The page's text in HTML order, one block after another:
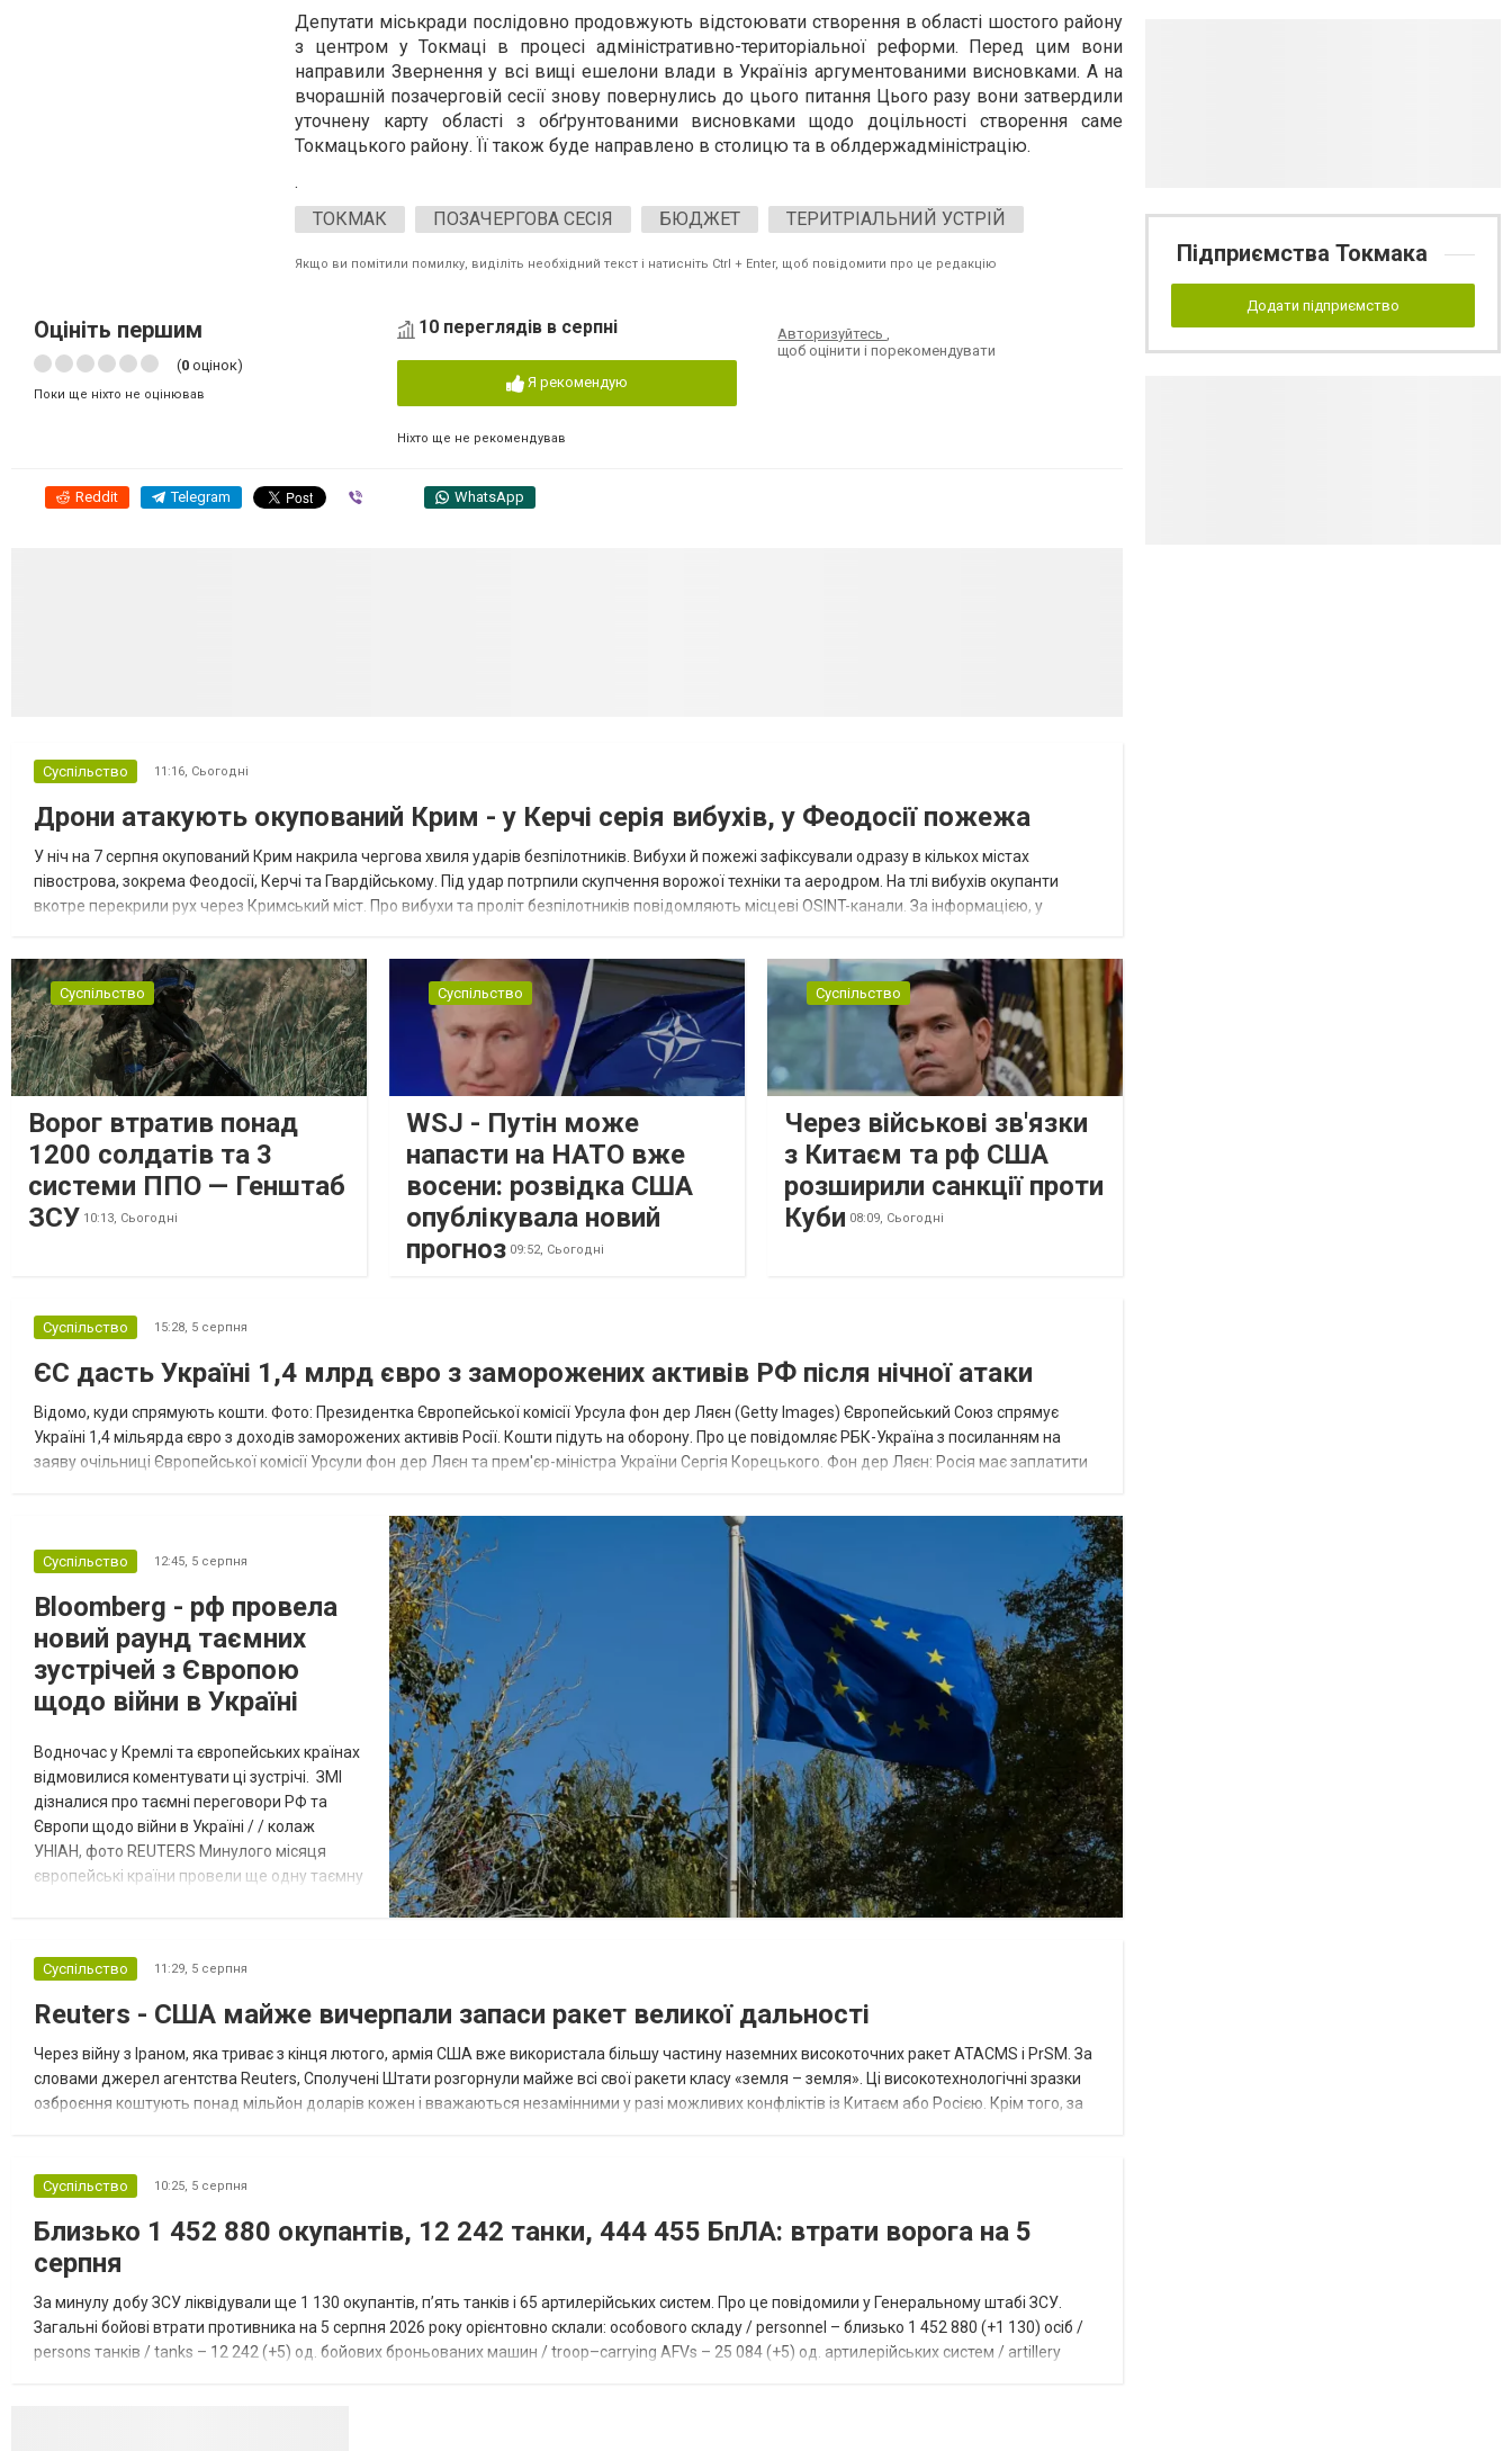
Депутати міськради послідовно продовжують відстоювати створення в області шостого району
з центром у Токмаці в процесі адміністративно-територіальної реформи. Перед цим вони
направили Звернення у всі вищі ешелони влади в Україніз аргументованими висновками. А на
вчорашній позачерговій сесії знову повернулись до цього питання Цього разу вони затвердили
уточнену карту області з обґрунтованими висновками щодо доцільності створення саме
Токмацького району. Її також буде направлено в столицю та в облдержадміністрацію.
.
ТОКМАК
ПОЗАЧЕРГОВА СЕСІЯ БЮДЖЕТ ТЕРИТРІАЛЬНИЙ УСТРІЙ
Якщо ви помітили помилку, виділіть необхідний текст і натисніть Ctrl + Enter, щоб повідомити про це редакцію
Оцініть першим
(0 оцінок)
Поки ще ніхто не оцінював
10 переглядів в серпні
Я рекомендую
Ніхто ще не рекомендував
Авторизуйтесь,
щоб оцінити і порекомендувати
Reddit Telegram WhatsApp
Суспільство 11:16, Сьогодні
Дрони атакують окупований Крим - у Керчі серія вибухів, у Феодосії пожежа
У ніч на 7 серпня окупований Крим накрила чергова хвиля ударів безпілотників. Вибухи й пожежі зафіксували одразу в кількох містах
півострова, зокрема Феодосії, Керчі та Гвардійському. Під удар потрпили скупчення ворожої техніки та аеродром. На тлі вибухів окупанти
вкотре перекрили рух через Кримський міст. Про вибухи та проліт безпілотників повідомляють місцеві OSINT-канали. За інформацією, у
Суспільство
Ворог втратив понад
1200 солдатів та 3
системи ППО — Генштаб
ЗСУ 10:13, Сьогодні
Суспільство
WSJ - Путін може
напасти на НАТО вже
восени: розвідка США
опублікувала новий
прогноз 09:52, Сьогодні
Суспільство
Через військові зв'язки
з Китаєм та рф США
розширили санкції проти
Куби 08:09, Сьогодні
Суспільство 15:28, 5 серпня
ЄС дасть Україні 1,4 млрд євро з заморожених активів РФ після нічної атаки
Відомо, куди спрямують кошти. Фото: Президентка Європейської комісії Урсула фон дер Ляєн (Getty Images) Європейський Союз спрямує
Україні 1,4 мільярда євро з доходів заморожених активів Росії. Кошти підуть на оборону. Про це повідомляє РБК-Україна з посиланням на
заяву очільниці Європейської комісії Урсули фон дер Ляєн та прем'єр-міністра України Сергія Корецького. Фон дер Ляєн: Росія має заплатити
Суспільство 12:45, 5 серпня
Bloomberg - рф провела
новий раунд таємних
зустрічей з Європою
щодо війни в Україні
Водночас у Кремлі та європейських країнах
відмовилися коментувати ці зустрічі. ЗМІ
дізналися про таємні переговори РФ та
Європи щодо війни в Україні / / колаж
УНІАН, фото REUTERS Минулого місяця
європейські країни провели ще одну таємну
зі сторони Європи до цих переговорів
долучилися колишні високопосадовці
Великої Британії, Франції, Німеччини та Р...
Суспільство 11:29, 5 серпня
Reuters - США майже вичерпали запаси ракет великої дальності
Через війну з Іраном, яка триває з кінця лютого, армія США вже використала більшу частину наземних високоточних ракет ATACMS і PrSM. За
словами джерел агентства Reuters, Сполучені Штати розгорнули майже всі свої ракети класу «земля – земля». Ці високотехнологічні зразки
озброєння коштують понад мільйон доларів кожен і вважаються незамінними у разі можливих конфліктів із Китаєм або Росією. Крім того, за
Суспільство 10:25, 5 серпня
Близько 1 452 880 окупантів, 12 242 танки, 444 455 БпЛА: втрати ворога на 5
серпня
За минулу добу ЗСУ ліквідували ще 1 130 окупантів, пʼять танків і 65 артилерійських систем. Про це повідомили у Генеральному штабі ЗСУ.
Загальні бойові втрати противника на 5 серпня 2026 року орієнтовно склали: особового складу / personnel – близько 1 452 880 (+1 130) осіб /
persons танків / tanks – 12 242 (+5) од. бойових броньованих машин / troop–carrying AFVs – 25 084 (+5) од. артилерійських систем / artillery
Підприємства Токмака
Додати підприємство